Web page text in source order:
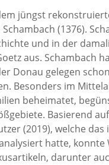
jüngst
(1376).
und in der
aus. Schambach
Donau gelegen
Besonders im
beheimatet,
Basierend
(2019), welche
hatte,
darunter